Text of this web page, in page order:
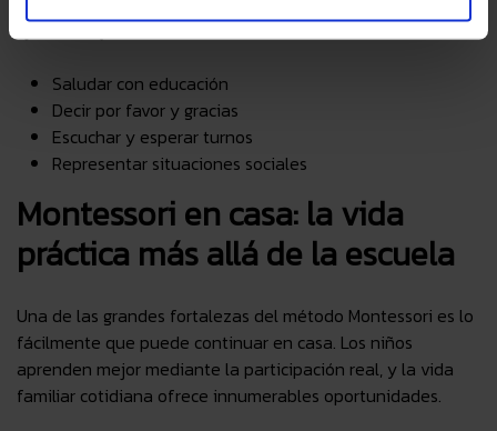
Ejercicios que desarrollan conciencia social y empatía:
Saludar con educación
Decir por favor y gracias
Escuchar y esperar turnos
Representar situaciones sociales
Montessori en casa: la vida
práctica más allá de la escuela
Una de las grandes fortalezas del método Montessori es lo
fácilmente que puede continuar en casa. Los niños
aprenden mejor mediante la participación real, y la vida
familiar cotidiana ofrece innumerables oportunidades.